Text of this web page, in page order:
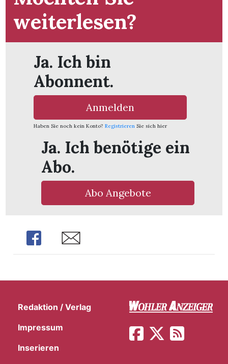
weiterlesen?
Ja. Ich bin
Abonnent.
Anmelden
Haben Sie noch kein Konto? Registrieren Sie sich hier
Ja. Ich benötige ein
Abo.
Abo Angebote
Share Share
Redaktion / Verlag
Impressum
Inserieren